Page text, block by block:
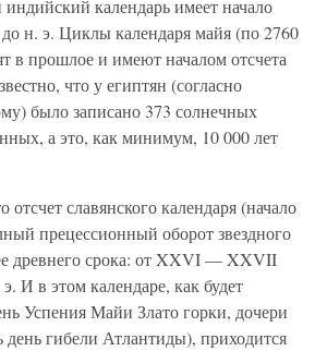
календарь имеет начало
до н. э. Циклы календаря майя (по 2760
в прошлое и имеют началом отсчета
что у египтян (согласно
было записано 373 солнечных
а это, как минимум, 10 000 лет
отсчет славянского календаря (начало
прецессионный оборот звездного
древнего срока: от XXVI — XXVII
И в этом календаре, как будет
Успения Майи Злато горки, дочери
день гибели Атлантиды), приходится